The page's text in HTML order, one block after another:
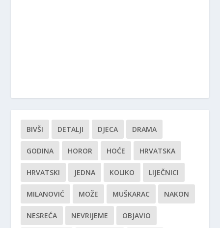
BIVŠI DETALJI DJECA DRAMA
GODINA HOROR HOĆE HRVATSKA
HRVATSKI JEDNA KOLIKO LIJEČNICI
MILANOVIĆ MOŽE MUŠKARAC NAKON
NESREĆA NEVRIJEME OBJAVIO